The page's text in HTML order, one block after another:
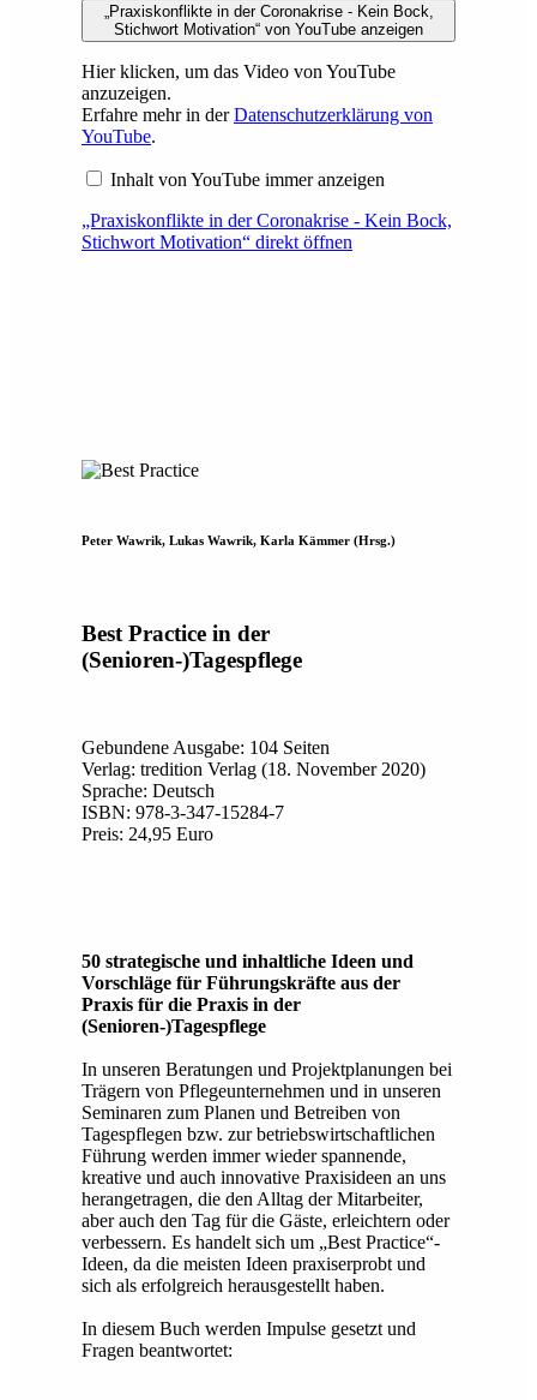
„Praxiskonflikte in der Coronakrise - Kein Bock,
Stichwort Motivation“ von YouTube anzeigen
Hier klicken, um das Video von YouTube
anzuzeigen.
Erfahre mehr in derDatenschutzerklärung von
YouTube.
Inhalt von YouTube immer anzeigen
„Praxiskonflikte in der Coronakrise - Kein Bock,
Stichwort Motivation“ direkt öffnen
Peter Wawrik, Lukas Wawrik, Karla Kämmer (Hrsg.)
Best Practice in der
(Senioren-)Tagespflege
Gebundene Ausgabe: 104 Seiten
Verlag: tredition Verlag (18. November 2020)
Sprache: Deutsch
ISBN: 978-3-347-15284-7
Preis: 24,95 Euro
50 strategische und inhaltliche Ideen und
Vorschläge für Führungskräfte aus der
Praxis für die Praxis in der
(Senioren-)Tagespflege
In unseren Beratungen und Projektplanungen bei
Trägern von Pflegeunternehmen und in unseren
Seminaren zum Planen und Betreiben von
Tagespflegen bzw. zur betriebswirtschaftlichen
Führung werden immer wieder spannende,
kreative und auch innovative Praxisideen an uns
herangetragen, die den Alltag der Mitarbeiter,
aber auch den Tag für die Gäste, erleichtern oder
verbessern. Es handelt sich um „Best Practice“-
Ideen, da die meisten Ideen praxiserprobt und
sich als erfolgreich herausgestellt haben.
In diesem Buch werden Impulse gesetzt und
Fragen beantwortet: